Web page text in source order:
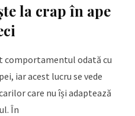
la crap în ape
comportamentul odată cu
iar acest lucru se vede
care nu își adaptează
În